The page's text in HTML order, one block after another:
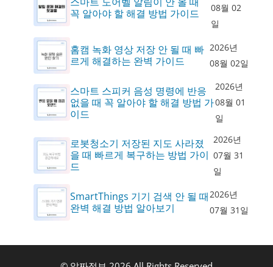
꼭 알아야 할 해결 방법 가이드
08월 02
일
홈캠 녹화 영상 저장 안 될 때 빠
르게 해결하는 완벽 가이드
2026년
08월 02일
스마트 스피커 음성 명령에 반응
없을 때 꼭 알아야 할 해결 방법 가
이드
2026년
08월 01
일
로봇청소기 저장된 지도 사라졌
을 때 빠르게 복구하는 방법 가이
드
2026년
07월 31
일
SmartThings 기기 검색 안 될 때
완벽 해결 방법 알아보기
2026년
07월 31일